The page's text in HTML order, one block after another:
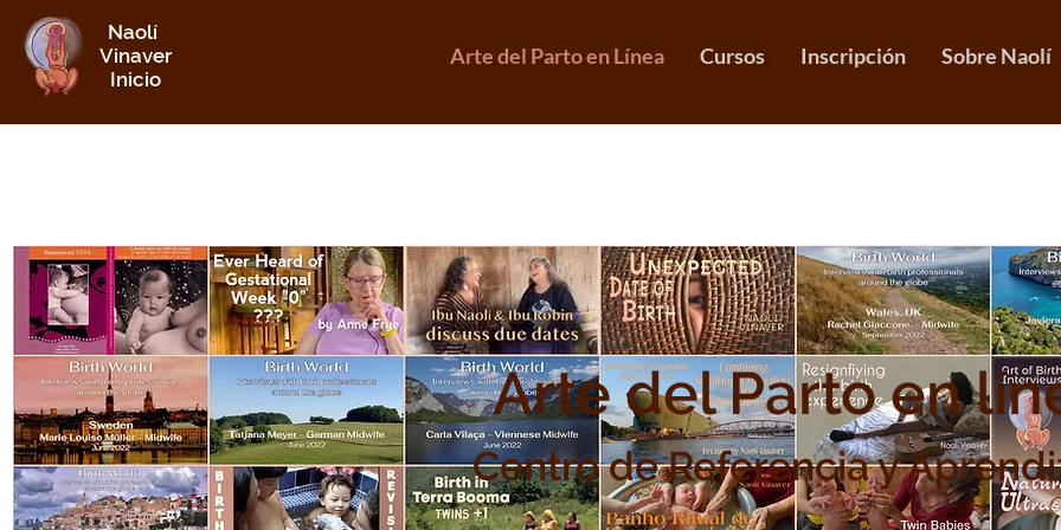
Naolí
Vinaver
Inicio
Arte del Parto en Línea Cursos Inscripción Sobre Naolí
Arte del Parto en
Centro de Referencia y